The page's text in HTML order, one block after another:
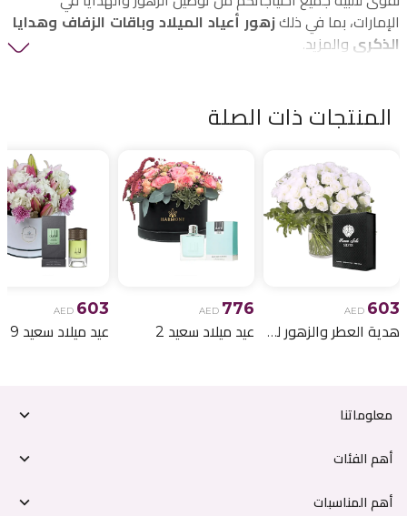
الإمارات، بما في ذلك زهور أعياد الميلاد وباقات الزفاف وهدايا
الذكرى والمزيد.
المنتجات ذات الصلة
AED 603
هدية العطر والزهور لعيد الميلاد 6
AED 776
عيد ميلاد سعيد 2
AED 603
عيد ميلاد سعيد 9
معلوماتنا
أهم الفئات
أهم المناسبات